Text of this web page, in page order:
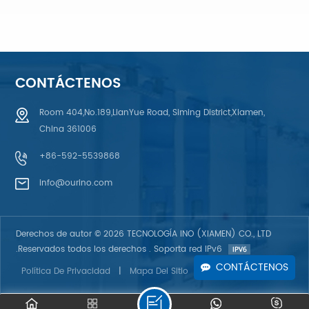
CONTÁCTENOS
Rodillas, Yoga,
Bola De Masaje De
Silicona Ideal
Prueba De Fugas,
CONTÁCTENOS
Room 404,No.189,LianYue Road, Siming District,Xiamen,
China 361006
+86-592-5539868
info@ourino.com
Derechos de autor © 2026 TECNOLOGÍA INO (XIAMEN) CO., LTD
.Reservados todos los derechos . Soporta red IPv6
Política De Privacidad
| Mapa Del Sitio | Blog | XML